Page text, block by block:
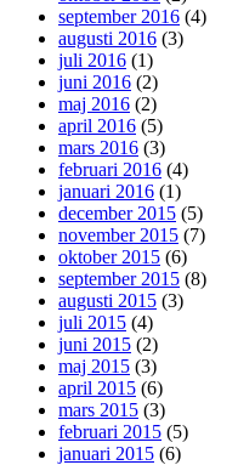
september 2016 (4)
augusti 2016 (3)
juli 2016 (1)
juni 2016 (2)
maj 2016 (2)
april 2016 (5)
mars 2016 (3)
februari 2016 (4)
januari 2016 (1)
december 2015 (5)
november 2015 (7)
oktober 2015 (6)
september 2015 (8)
augusti 2015 (3)
juli 2015 (4)
juni 2015 (2)
maj 2015 (3)
april 2015 (6)
mars 2015 (3)
februari 2015 (5)
januari 2015 (6)